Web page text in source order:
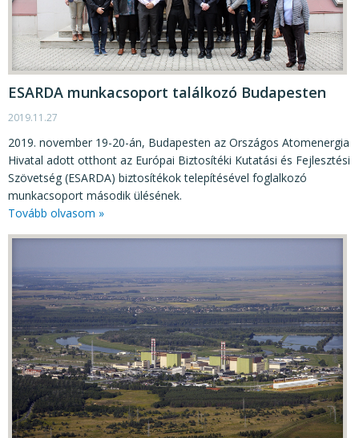
ESARDA munkacsoport találkozó Budapesten
2019.11.27
2019. november 19-20-án, Budapesten az Országos Atomenergia
Hivatal adott otthont az Európai Biztosítéki Kutatási és Fejlesztési
Szövetség (ESARDA) biztosítékok telepítésével foglalkozó
munkacsoport második ülésének.
Tovább olvasom »